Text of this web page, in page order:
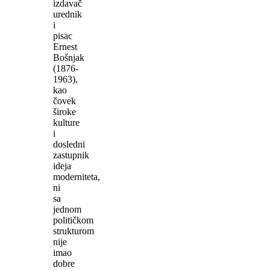
izdavač
urednik
i
pisac
Ernest
Bošnjak
(1876-
1963),
kao
čovek
široke
kulture
i
dosledni
zastupnik
ideja
moderniteta,
ni
sa
jednom
političkom
strukturom
nije
imao
dobre